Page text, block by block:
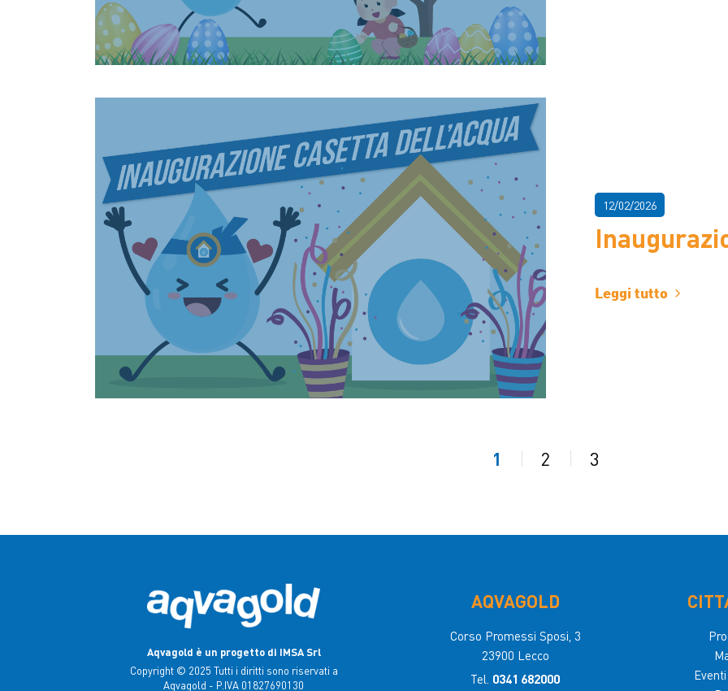
12/02/2026
Leggi tutto
1 2 3
Aqvagold è un progetto di IMSA Srl
Copyright © 2025 Tutti i diritti sono riservati a
Aqvagold - P.IVA 01827690130
AQVAGOLD
Corso Promessi Sposi, 3
23900 Lecco
Tel. 0341 682000